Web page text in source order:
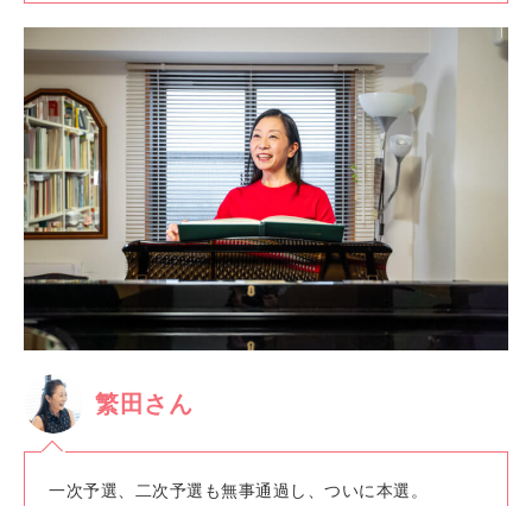
繁田さん
一次予選、二次予選も無事通過し、ついに本選。